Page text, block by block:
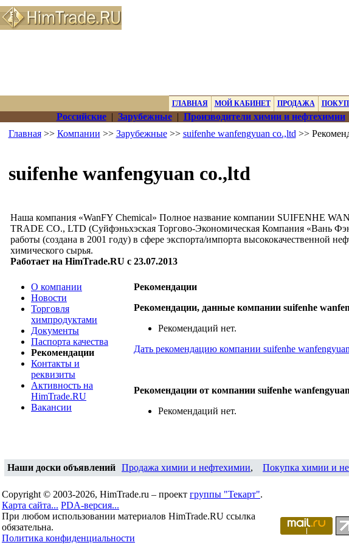
ГЛАВНАЯ МОЙ КАБИНЕТ ПРОДАЖА
Российские| Зарубежные| Производители химии и нефтехимии
Главная>> Компании >> Зарубежные>> suifenhe wanfengyuan co.,ltd >>
suifenhe wanfengyuan co.,ltd
Наша компания «WanFY Chemical» Полное название компании SUIFENHE
TRADE CO., LTD (Суйфэньхэская Торгово-Экономическая Компания «Вань
работы (создана в 2001 году) в сфере экспорта/импорта высококачественной
химического сырья.
Работает на HimTrade.RU с 23.07.2013
О компании
Новости
Торговля
химпродуктами
Документы
Паспорта качества
Рекомендации
Контакты и
реквизиты
Активность на
HimTrade.RU
Вакансии
Рекомендации
Рекомендации, данные компании suifenhe
Рекомендаций нет.
Дать рекомендацию компании suifenhe
Рекомендации от компании suifenhe
Рекомендаций нет.
Наши доски объявлений Продажа химии и нефтехимии, Покупка химии и
Copyright © 2003-2026, HimTrade.ru – проект группы "Текарт".
Карта сайта... PDA-версия...
При любом использовании материалов HimTrade.RU ссылка
обязательна.
Политика конфиденциальности